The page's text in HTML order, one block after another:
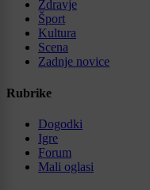
Zdravje
Šport
Kultura
Scena
Zadnje novice
Rubrike
Dogodki
Igre
Forum
Mali oglasi